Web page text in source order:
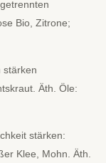
Bio, Zitrone;
stärken
Äth. Öle:
stärken:
Klee, Mohn. Äth.